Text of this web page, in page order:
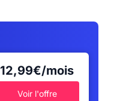
12,99€/mois
Voir l'offre